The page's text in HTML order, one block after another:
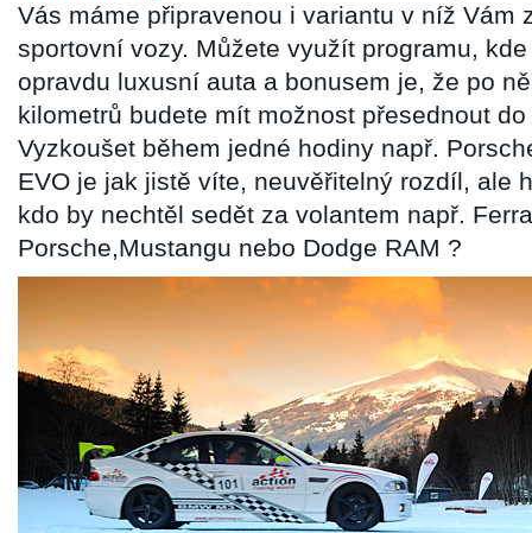
Vás máme připravenou i variantu v níž Vám
sportovní vozy. Můžete využít programu,
opravdu luxusní auta a bonusem je, že po
kilometrů budete mít možnost přesednout
Vyzkoušet během jedné hodiny např.
EVO je jak jistě víte, neuvěřitelný rozdíl, ale
kdo by nechtěl sedět za volantem např.
Porsche,Mustangu nebo Dodge RAM ?